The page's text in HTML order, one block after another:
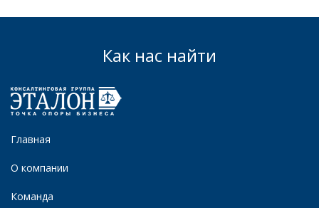
Как нас найти
Главная
О компании
Команда